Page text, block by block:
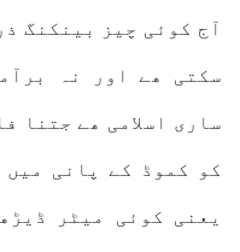
آج کوئی چیز بینکنگ
سکتی ھے اور نہ
ساری اسلامی ھے جتنا
کو کموڈ کے پانی
یعنی کوئی میٹر